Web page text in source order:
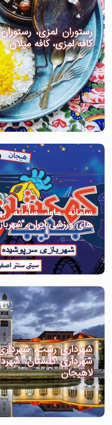
رستوران لمزی،
کافه لمزی، کافه میلان
سامانه ماوا، سامانه
های ورزشی ایران،
شهرداری رشت،
شهرداری گلستان،
لاهیجان